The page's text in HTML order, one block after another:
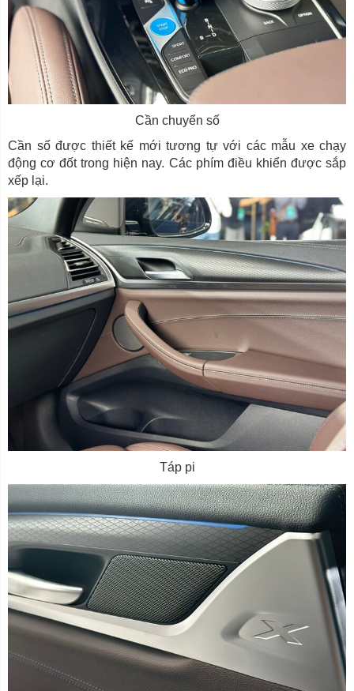
Cần chuyển số
Cần số được thiết kế mới tương tự với các mẫu xe chạy
động cơ đốt trong hiện nay. Các phím điều khiển được sắp
xếp lại.
Táp pi